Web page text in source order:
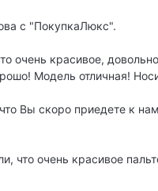
с "ПокупкаЛюкс".
очень красивое,
Модель отличная!
Вы скоро приедете к
что очень красивое